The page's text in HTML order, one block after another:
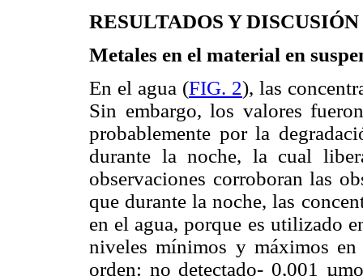
RESULTADOS Y DISCUSIÓN
Metales en el material en
En el agua (FIG. 2), las
Sin embargo, los valores
probablemente por la
durante la noche, la cual
observaciones corroboran las
que durante la noche, las
en el agua, porque es utilizado
niveles mínimos y máximos
orden: no detectado- 0,001